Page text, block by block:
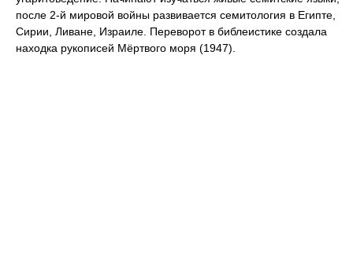
после 2‑й мировой войны развивается семитология в Египте,
Сирии, Ливане, Израиле. Переворот в библеистике создала
находка рукописей Мёртвого моря (1947).